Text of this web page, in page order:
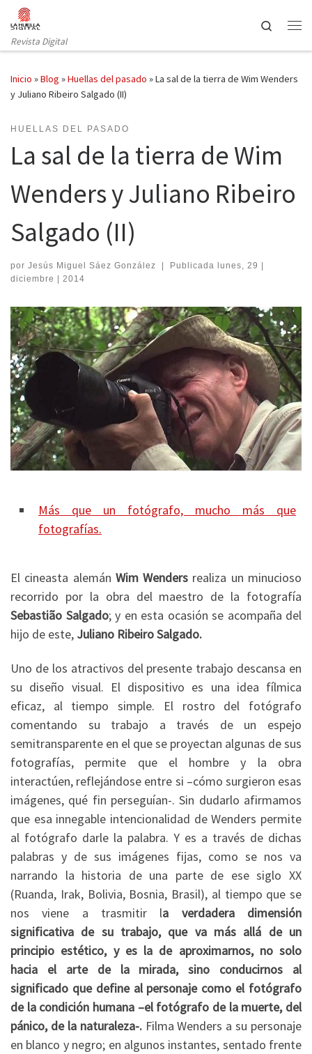
Saltar al contenido
Revista Digital
Search
Inicio »Blog »Huellas del pasado »La sal de la tierra de Wim Wenders
y Juliano Ribeiro Salgado (II)
HUELLAS DEL PASADO
La sal de la tierra de Wim
Wenders y Juliano Ribeiro
Salgado (II)
por Jesús Miguel Sáez González | Publicada lunes, 29 |
diciembre | 2014
Más que un fotógrafo, mucho más que
fotografías.
El cineasta alemán Wim Wenders realiza un minucioso
recorrido por la obra del maestro de la fotografía
Sebastião Salgado; y en esta ocasión se acompaña del
hijo de este, Juliano Ribeiro Salgado.
Uno de los atractivos del presente trabajo descansa en
su diseño visual. El dispositivo es una idea fílmica
eficaz, al tiempo simple. El rostro del fotógrafo
comentando su trabajo a través de un espejo
semitransparente en el que se proyectan algunas de sus
fotografías, permite que el hombre y la obra
interactúen, reflejándose entre si –cómo surgieron esas
imágenes, qué fin perseguían-. Sin dudarlo afirmamos
que esa innegable intencionalidad de Wenders permite
al fotógrafo darle la palabra. Y es a través de dichas
palabras y de sus imágenes fijas, como se nos va
narrando la historia de una parte de ese siglo XX
(Ruanda, Irak, Bolivia, Bosnia, Brasil), al tiempo que se
nos viene a trasmitir la verdadera dimensión
significativa de su trabajo, que va más allá de un
principio estético, y es la de aproximarnos, no solo
hacia el arte de la mirada, sino conducirnos al
significado que define al personaje como el fotógrafo
de la condición humana –el fotógrafo de la muerte, del
pánico, de la naturaleza-.Filma Wenders a su personaje
en blanco y negro; en algunos instantes, sentado frente